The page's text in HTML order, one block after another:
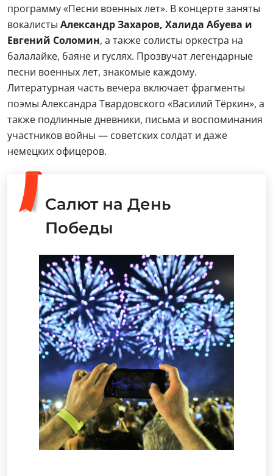
программу «Песни военных лет». В концерте заняты
вокалисты Александр Захаров, Халида Абуева и
Евгений Соломин, а также солисты оркестра на
балалайке, баяне и гуслях. Прозвучат легендарные
песни военных лет, знакомые каждому.
Литературная часть вечера включает фрагменты
поэмы Александра Твардовского «Василий Тёркин», а
также подлинные дневники, письма и воспоминания
участников войны — советских солдат и даже
немецких офицеров.
Салют на День
Победы